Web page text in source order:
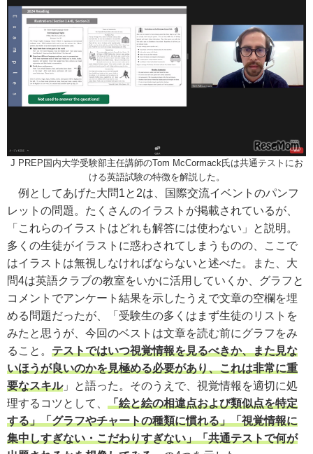
J PREP国内大学受験部主任講師のTom McCormack氏は共通テストにお
ける英語試験の特徴を解説した。
例としてあげた大問1と2は、国際交流イベントのパンフ
レットの問題。たくさんのイラストが掲載されているが、
「これらのイラストはどれも解答には使わない」と説明。
多くの生徒がイラストに惑わされてしまうものの、ここで
はイラストは無視しなければならないと述べた。また、大
問4は英語クラブの教室をいかに活用していくか、グラフと
コメントでアンケート結果を示したうえで文章の空欄を埋
める問題だったが、「受験生の多くはまず生徒のリストを
みたと思うが、今回のベストは文章を読む前にグラフをみ
ること。 テストではいつ視覚情報を見るべきか、また見な
いほうが良いのかを見極める必要があり、これは非常に重
要なスキル」と語った。そのうえで、視覚情報を適切に処
理するコツとして、 「絵と絵の相違点および類似点を特定
する」「グラフやチャートの種類に慣れる」「視覚情報に
集中しすぎない・こだわりすぎない」「共通テストで何が